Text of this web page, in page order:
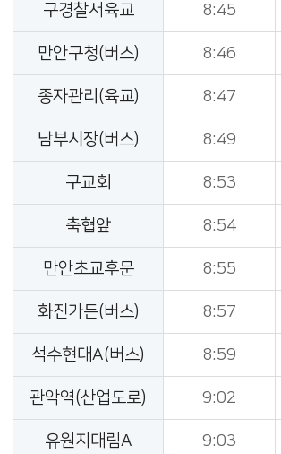
구경찰서육교 8:45
만안구청(버스) 8:46
종자관리(육교) 8:47
남부시장(버스) 8:49
구교회 8:53
축협앞 8:54
만안초교후문 8:55
화진가든(버스) 8:57
석수현대A(버스) 8:59
관악역(산업도로) 9:02
유원지대림A 9:03